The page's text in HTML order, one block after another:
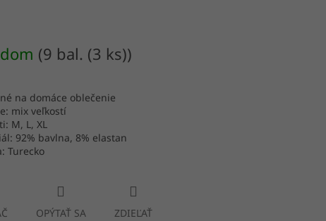
(9 bal. (3 ks))
na domáce oblečenie
mix veľkostí
M, L, XL
92% bavlna, 8% elastan
Turecko
OPÝTAŤ SA ZDIEĽAŤ